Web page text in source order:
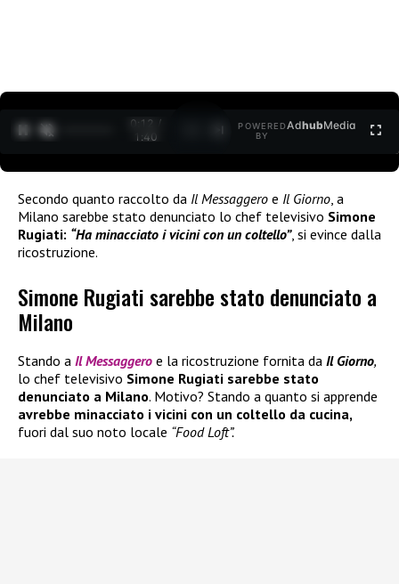
0:12 /
1:40
POWERED
BY
AdhubMedia
Secondo quanto raccolto da Il Messaggero e Il Giorno , a
Milano sarebbe stato denunciato lo chef televisivo Simone
Rugiati: “Ha minacciato i vicini con un coltello”, si evince dalla
ricostruzione.
Simone Rugiati sarebbe stato denunciato a
Milano
Stando a Il Messaggero e la ricostruzione fornita da Il Giorno,
lo chef televisivo Simone Rugiati sarebbe stato
denunciato a Milano. Motivo? Stando a quanto si apprende
avrebbe minacciato i vicini con un coltello da cucina,
fuori dal suo noto locale “Food Loft”.